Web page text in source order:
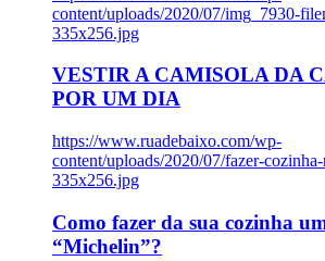
content/uploads/2020/07/img_7930-
335x256.jpg
VESTIR A CAMISOLA DA
POR UM DIA
https://www.ruadebaixo.com/wp-
content/uploads/2020/07/fazer-
335x256.jpg
Como fazer da sua cozinha
“Michelin”?